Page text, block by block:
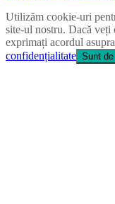
Utilizăm cookie-uri
site-ul nostru. Dacă veți
exprimați acordul
confidențialitate Sunt